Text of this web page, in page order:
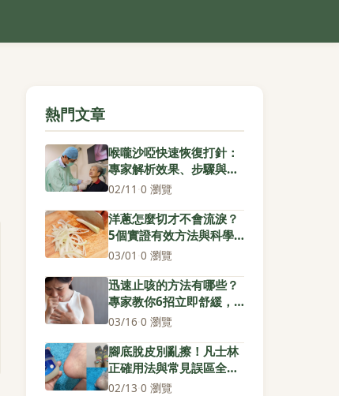
熱門文章
喉嚨沙啞快速恢復打針：
專家解析效果、步驟與風
險指南
02/11 ·0 瀏覽
洋蔥怎麼切才不會流淚？
5個實證有效方法與科學
原理全解析
03/01 ·0 瀏覽
迅速止咳的方法有哪些？
專家教你6招立即舒緩，
告別夜咳干擾
03/16·0 瀏覽
腳底脫皮別亂擦！凡士林
正確用法與常見誤區全解
析
02/13·0 瀏覽